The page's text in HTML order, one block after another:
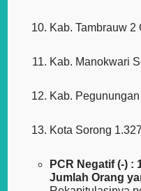
Kab. Tambrauw 2
Kab. Manokwari
Kab.
Kota Sorong
PCR Negatif (-) :
Jumlah Orang